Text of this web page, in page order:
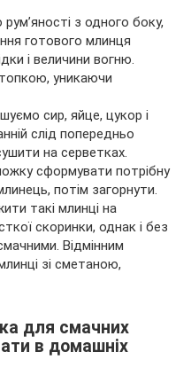
з одного боку,
готового млинця
і величини вогню.
уникаючи
сир, яйце, цукор і
слід попередньо
на серветках.
сформувати потрібну
потім загорнути.
такі млинці на
скоринки, однак і без
Відмінним
зі сметаною,
для смачних
в домашніх